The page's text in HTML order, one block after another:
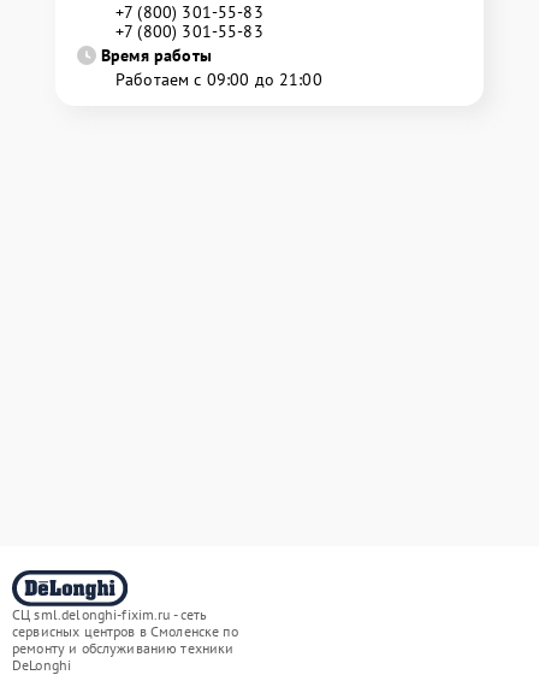
+7 (800) 301-55-83
+7 (800) 301-55-83
Время работы
Работаем с 09:00 до 21:00
СЦ sml.delonghi-fixim.ru - сеть
сервисных центров в Смоленске по
ремонту и обслуживанию техники
DeLonghi